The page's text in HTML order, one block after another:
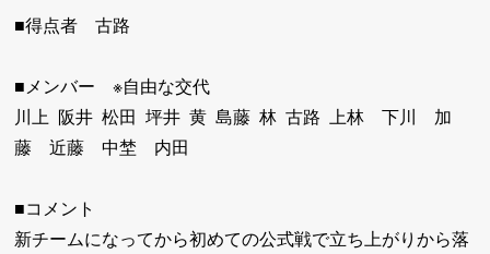
■得点者 古路
■メンバー ※自由な交代
川上 阪井 松田 坪井 黄 島藤 林 古路 上林 下川 加
藤 近藤 中埜 内田
■コメント
新チームになってから初めての公式戦で立ち上がりから落